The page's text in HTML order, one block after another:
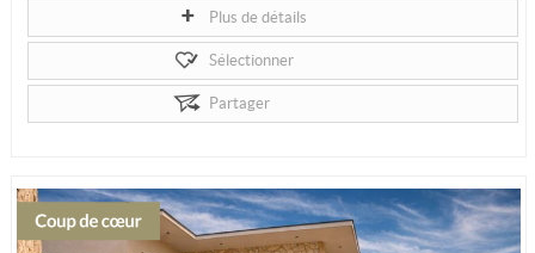
Plus de détails
Sélectionner
Partager